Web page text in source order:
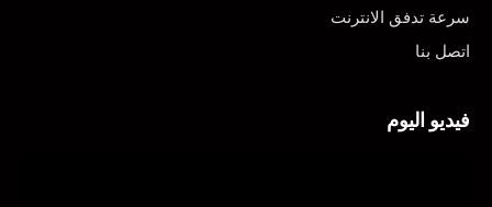
سرعة تدفق الانترنت
اتصل بنا
فيديو اليوم